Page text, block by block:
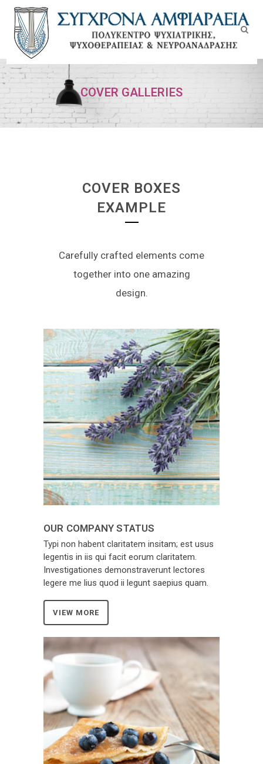
COVER GALLERIES
COVER BOXES
EXAMPLE
Carefully crafted elements come
together into one amazing
design.
OUR COMPANY STATUS
Typi non habent claritatem insitam; est usus
legentis in iis qui facit eorum claritatem.
Investigationes demonstraverunt lectores
legere me lius quod ii legunt saepius quam.
VIEW MORE